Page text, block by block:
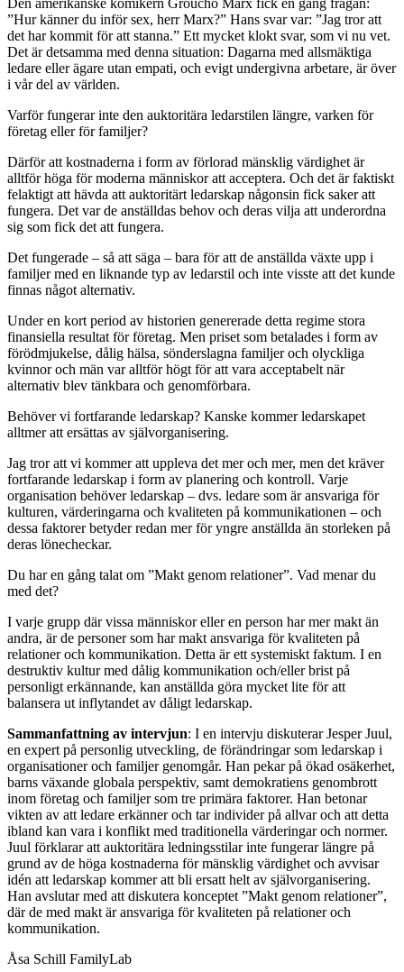
Den amerikanske komikern Groucho Marx fick en gång frågan:
”Hur känner du inför sex, herr Marx?” Hans svar var: ”Jag tror att
det har kommit för att stanna.” Ett mycket klokt svar, som vi nu vet.
Det är detsamma med denna situation: Dagarna med allsmäktiga
ledare eller ägare utan empati, och evigt undergivna arbetare, är över
i vår del av världen.
Varför fungerar inte den auktoritära ledarstilen längre, varken för
företag eller för familjer?
Därför att kostnaderna i form av förlorad mänsklig värdighet är
alltför höga för moderna människor att acceptera. Och det är faktiskt
felaktigt att hävda att auktoritärt ledarskap någonsin fick saker att
fungera. Det var de anställdas behov och deras vilja att underordna
sig som fick det att fungera.
Det fungerade – så att säga – bara för att de anställda växte upp i
familjer med en liknande typ av ledarstil och inte visste att det kunde
finnas något alternativ.
Under en kort period av historien genererade detta regime stora
finansiella resultat för företag. Men priset som betalades i form av
förödmjukelse, dålig hälsa, sönderslagna familjer och olyckliga
kvinnor och män var alltför högt för att vara acceptabelt när
alternativ blev tänkbara och genomförbara.
Behöver vi fortfarande ledarskap? Kanske kommer ledarskapet
alltmer att ersättas av självorganisering.
Jag tror att vi kommer att uppleva det mer och mer, men det kräver
fortfarande ledarskap i form av planering och kontroll. Varje
organisation behöver ledarskap – dvs. ledare som är ansvariga för
kulturen, värderingarna och kvaliteten på kommunikationen – och
dessa faktorer betyder redan mer för yngre anställda än storleken på
deras lönecheckar.
Du har en gång talat om ”Makt genom relationer”. Vad menar du
med det?
I varje grupp där vissa människor eller en person har mer makt än
andra, är de personer som har makt ansvariga för kvaliteten på
relationer och kommunikation. Detta är ett systemiskt faktum. I en
destruktiv kultur med dålig kommunikation och/eller brist på
personligt erkännande, kan anställda göra mycket lite för att
balansera ut inflytandet av dåligt ledarskap.
Sammanfattning av intervjun: I en intervju diskuterar Jesper Juul,
en expert på personlig utveckling, de förändringar som ledarskap i
organisationer och familjer genomgår. Han pekar på ökad osäkerhet,
barns växande globala perspektiv, samt demokratiens genombrott
inom företag och familjer som tre primära faktorer. Han betonar
vikten av att ledare erkänner och tar individer på allvar och att detta
ibland kan vara i konflikt med traditionella värderingar och normer.
Juul förklarar att auktoritära ledningsstilar inte fungerar längre på
grund av de höga kostnaderna för mänsklig värdighet och avvisar
idén att ledarskap kommer att bli ersatt helt av självorganisering.
Han avslutar med att diskutera konceptet ”Makt genom relationer”,
där de med makt är ansvariga för kvaliteten på relationer och
kommunikation.
Åsa Schill FamilyLab